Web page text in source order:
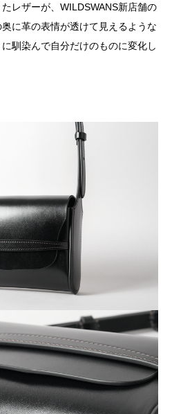
レザーが、WILDSWANS新店舗の
に革の表情が透けて見えるような
馴染んで自分だけのものに変化し